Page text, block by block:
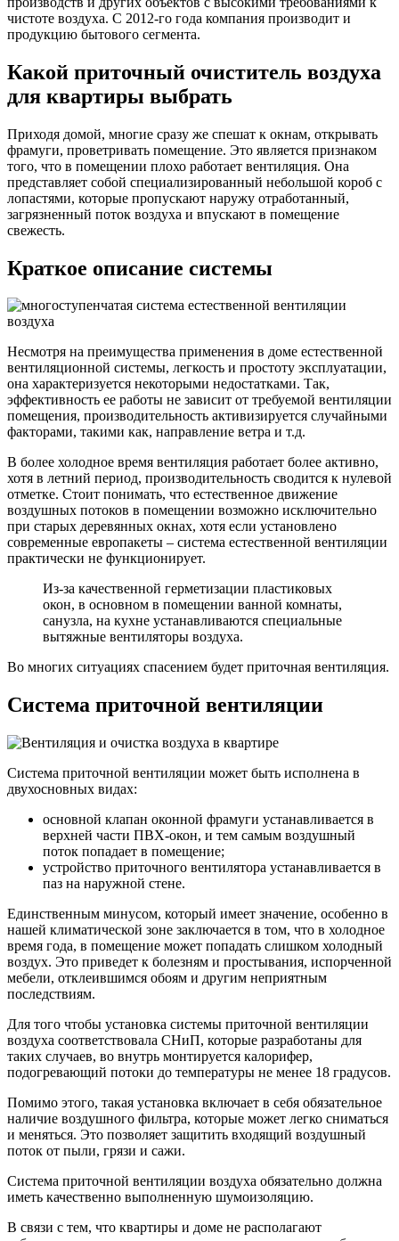
чистоте воздуха. С 2012-го года компания производит и
продукцию бытового сегмента.
Какой приточный очиститель воздуха
для квартиры выбрать
Приходя домой, многие сразу же спешат к окнам, открывать
фрамуги, проветривать помещение. Это является признаком
того, что в помещении плохо работает вентиляция. Она
представляет собой специализированный небольшой короб с
лопастями, которые пропускают наружу отработанный,
загрязненный поток воздуха и впускают в помещение
свежесть.
Краткое описание системы
Несмотря на преимущества применения в доме естественной
вентиляционной системы, легкость и простоту эксплуатации,
она характеризуется некоторыми недостатками. Так,
эффективность ее работы не зависит от требуемой вентиляции
помещения, производительность активизируется случайными
факторами, такими как, направление ветра и т.д.
В более холодное время вентиляция работает более активно,
хотя в летний период, производительность сводится к нулевой
отметке. Стоит понимать, что естественное движение
воздушных потоков в помещении возможно исключительно
при старых деревянных окнах, хотя если установлено
современные европакеты – система естественной вентиляции
практически не функционирует.
Из-за качественной герметизации пластиковых
окон, в основном в помещении ванной комнаты,
санузла, на кухне устанавливаются специальные
вытяжные вентиляторы воздуха.
Во многих ситуациях спасением будет приточная вентиляция.
Система приточной вентиляции
Система приточной вентиляции может быть исполнена в
двухосновных видах:
основной клапан оконной фрамуги устанавливается в
верхней части ПВХ-окон, и тем самым воздушный
поток попадает в помещение;
устройство приточного вентилятора устанавливается в
паз на наружной стене.
Единственным минусом, который имеет значение, особенно в
нашей климатической зоне заключается в том, что в холодное
время года, в помещение может попадать слишком холодный
воздух. Это приведет к болезням и простывания, испорченной
мебели, отклеившимся обоям и другим неприятным
последствиям.
Для того чтобы установка системы приточной вентиляции
воздуха соответствовала СНиП, которые разработаны для
таких случаев, во внутрь монтируется калорифер,
подогревающий потоки до температуры не менее 18 градусов.
Помимо этого, такая установка включает в себя обязательное
наличие воздушного фильтра, которые может легко сниматься
и меняться. Это позволяет защитить входящий воздушный
поток от пыли, грязи и сажи.
Система приточной вентиляции воздуха обязательно должна
иметь качественно выполненную шумоизоляцию.
В связи с тем, что квартиры и доме не располагают